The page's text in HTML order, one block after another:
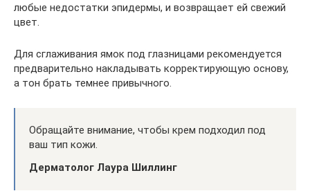
любые недостатки эпидермы, и возвращает ей свежий
цвет.
Для сглаживания ямок под глазницами рекомендуется
предварительно накладывать корректирующую основу,
а тон брать темнее привычного.
Обращайте внимание, чтобы крем подходил под
ваш тип кожи.
Дерматолог Лаура Шиллинг